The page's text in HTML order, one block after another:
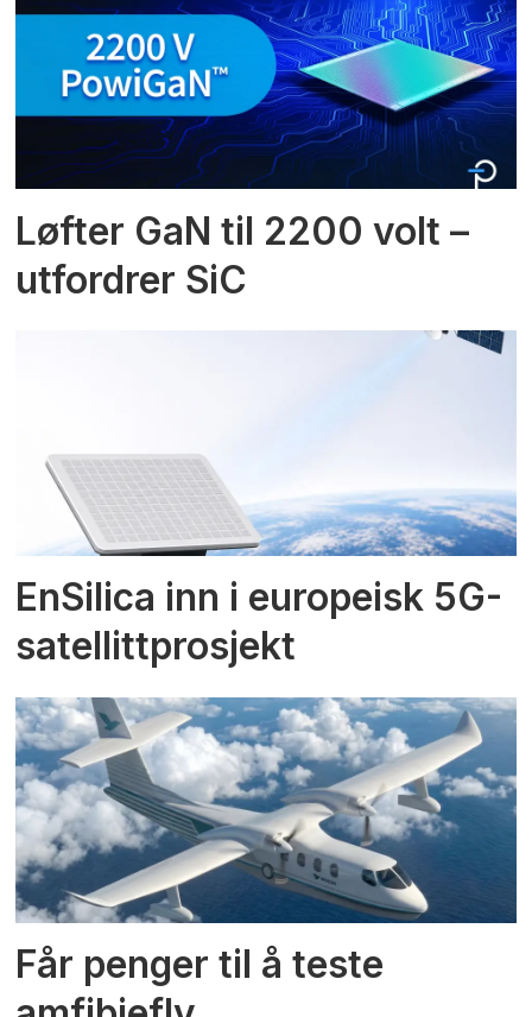
Løfter GaN til 2200 volt –
utfordrer SiC
EnSilica inn i europeisk 5G-
satellittprosjekt
Får penger til å teste